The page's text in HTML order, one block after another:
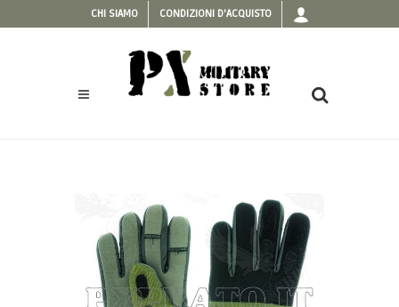
CHI SIAMO CONDIZIONI D'ACQUISTO